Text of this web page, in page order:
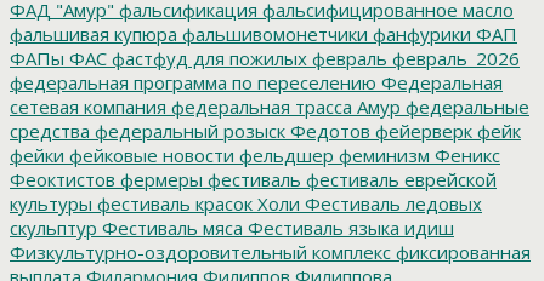
ФАД "Амур" фальсификация фальсифицированное масло
фальшивая купюра фальшивомонетчики фанфурики ФАП
ФАПы ФАС фастфуд для пожилых февраль февраль_2026
федеральная программа по переселению Федеральная
сетевая компания федеральная трасса Амур федеральные
средства федеральный розыск Федотов фейерверк фейк
фейки фейковые новости фельдшер феминизм Феникс
Феоктистов фермеры фестиваль фестиваль еврейской
культуры фестиваль красок Холи Фестиваль ледовых
скульптур Фестиваль мяса Фестиваль языка идиш
Физкультурно-оздоровительный комплекс фиксированная
выплата Филармония Филиппов Филиппова